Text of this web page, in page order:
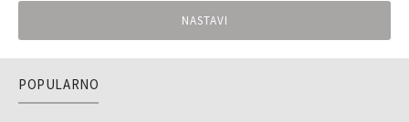
NASTAVI
POPULARNO